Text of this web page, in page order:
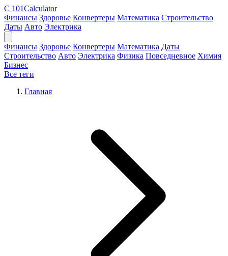
C 101Calculator
Финансы Здоровье Конвертеры Математика Строительство
Даты Авто Электрика
Финансы Здоровье Конвертеры Математика Даты
Строительство Авто Электрика Физика Повседневное Химия
Бизнес
Все теги
Главная